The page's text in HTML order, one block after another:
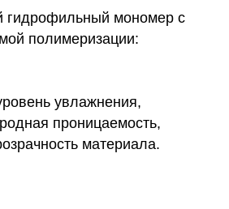
гидрофильный мономер с
полимеризации:
увлажнения,
проницаемость,
материала.